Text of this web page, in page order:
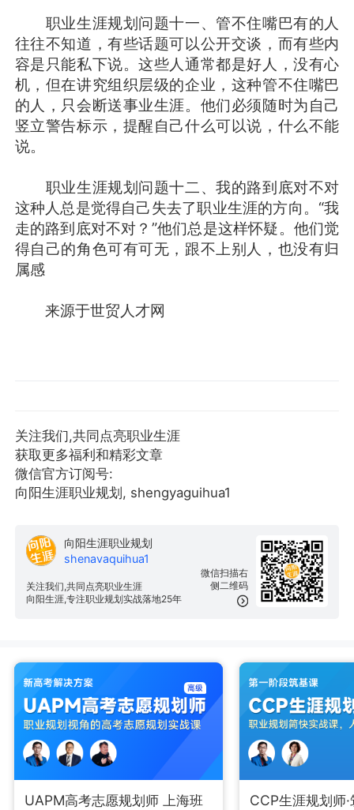
职业生涯规划问题十一、管不住嘴巴有的人
往往不知道，有些话题可以公开交谈，而有些内
容是只能私下说。这些人通常都是好人，没有心
机，但在讲究组织层级的企业，这种管不住嘴巴
的人，只会断送事业生涯。他们必须随时为自己
竖立警告标示，提醒自己什么可以说，什么不能
说。
职业生涯规划问题十二、我的路到底对不对
这种人总是觉得自己失去了职业生涯的方向。“我
走的路到底对不对？”他们总是这样怀疑。他们觉
得自己的角色可有可无，跟不上别人，也没有归
属感
来源于世贸人才网
关注我们,共同点亮职业生涯
获取更多福利和精彩文章
微信官方订阅号:
向阳生涯职业规划, shengyaguihua1
微信扫描右
侧二维码
向阳生涯职业规划
shenavaquihua1
关注我们,共同点亮职业生涯
向阳生涯,专注职业规划实战落地25年
UAPM高考志愿规划师 上海班 CCP生涯规划师